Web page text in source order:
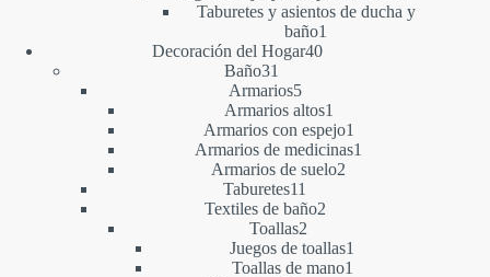
producto
Taburetes y asientos de ducha y
baño1
Decoración del Hogar4040
Baño31
productos
Armarios55
productos
Armarios altos1
producto
Armarios con espejo1
producto
Armarios de medicinas1
Armarios de suelo2
Taburetes11
productos
Textiles de baño22
Toallas2
productos
Juegos de toallas1
Toallas de mano1